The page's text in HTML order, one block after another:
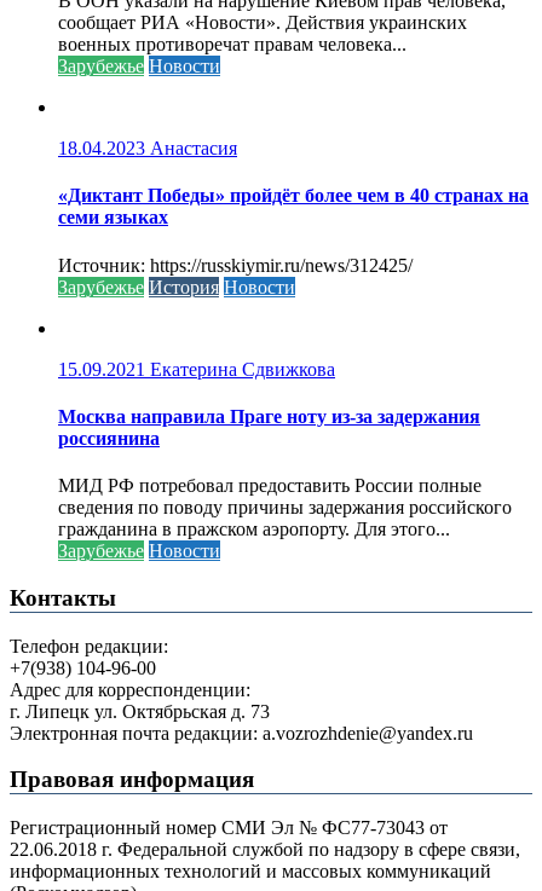
сообщает РИА «Новости». Действия украинских
военных противоречат правам человека...
Зарубежье Новости
18.04.2023 Анастасия
«Диктант Победы» пройдёт более чем в 40 странах на
семи языках
Источник: https://russkiymir.ru/news/312425/
Зарубежье История Новости
15.09.2021 Екатерина Сдвижкова
Москва направила Праге ноту из-за задержания
россиянина
МИД РФ потребовал предоставить России полные
сведения по поводу причины задержания российского
гражданина в пражском аэропорту. Для этого...
Зарубежье Новости
Контакты
Телефон редакции:
+7(938) 104-96-00
Адрес для корреспонденции:
г. Липецк ул. Октябрьская д. 73
Электронная почта редакции: a.vozrozhdenie@yandex.ru
Правовая информация
Регистрационный номер СМИ Эл № ФС77-73043 от
22.06.2018 г. Федеральной службой по надзору в сфере связи,
информационных технологий и массовых коммуникаций